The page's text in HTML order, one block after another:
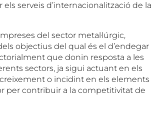
serveis d’internacionalització de la
del sector metal·lúrgic,
objectius del qual és el d’endegar
que donin resposta a les
sectors, ja sigui actuant en els
o incidint en els elements
per contribuir a la competitivitat de